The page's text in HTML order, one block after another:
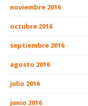
noviembre 2016
octubre 2016
septiembre 2016
agosto 2016
julio 2016
junio 2016